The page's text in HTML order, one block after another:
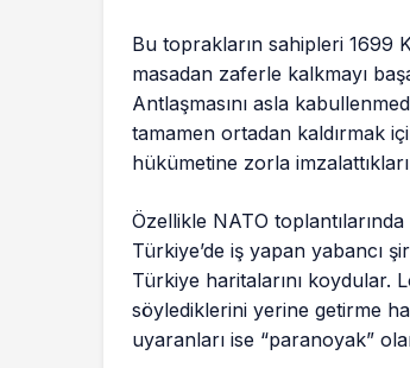
Bu toprakların sahipleri 1699
masadan zaferle kalkmayı
Antlaşmasını asla
tamamen ortadan kaldırmak
hükümetine zorla
Özellikle NATO
Türkiye’de iş yapan yabancı
Türkiye haritalarını koydular.
söylediklerini yerine getirme
uyaranları ise “paranoyak”